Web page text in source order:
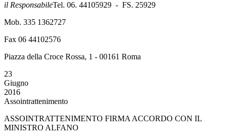
il ResponsabileTel. 06. 44105929 - FS. 25929
Mob. 335 1362727
Fax 06 44102576
Piazza della Croce Rossa, 1 - 00161 Roma
23
Giugno
2016
Assointrattenimento
ASSOINTRATTENIMENTO FIRMA ACCORDO CON IL
MINISTRO ALFANO